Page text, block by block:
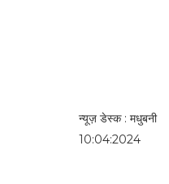
न्यूज़ डेस्क : मधुबनी
10:04:2024